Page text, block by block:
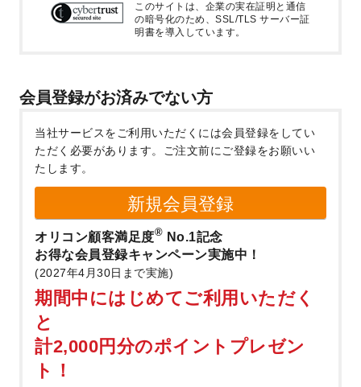
このサイトは、企業の実在証明と通信
の暗号化のため、SSL/TLS サーバー証
明書を導入しています。
会員登録がお済みでない方
当社サービスをご利用いただくには会員登録をしてい
ただく必要があります。
ご注文前にご登録をお願いい
たします。
新規会員登録
オリコン顧客満足度® No.1記念
お得な会員登録キャンペーン実施中！
(2027年4月30日まで実施)
期間中にはじめてご利用いただく
と
計2,000円分のポイントプレゼン
ト！